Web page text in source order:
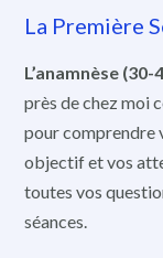
La Première
L’anamnèse
près de chez moi
pour comprendre
objectif et vos
toutes vos
séances.